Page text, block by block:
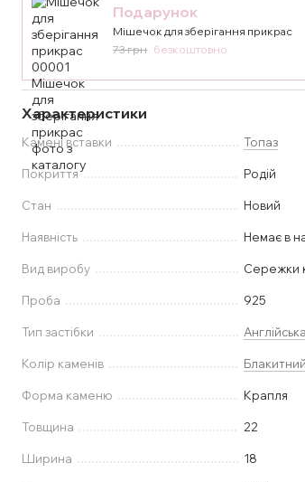
Подарунок
Мішечок для зберігання прикрас
73 грн безкоштовно
Характеристики
Камені вставки Топаз
Покриття Родій
Стан Новий
Наявність Немає в
Вид виробу Сережки
Проба 925
Тип застібки
Колір каменів Блакитний
Форма каменю Крапля
Товщина 22
Ширина 18